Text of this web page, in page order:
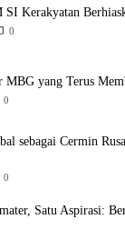
Kerakyatan
0
MBG yang Terus
0
sebagai Cermin
0
Satu Aspirasi: